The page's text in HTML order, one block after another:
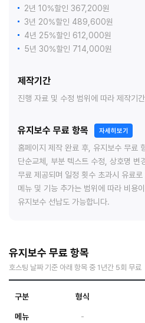
2년 10%할인 367,200원
3년 20%할인 489,600원
4년 25%할인 612,000원
5년 30%할인 714,000원
제작기간
진행 자료 및 수정 범위에 따라 제작기
유지보수 무료 항목 자세히보기
홈페이지 제작 완료 후, 유지보수 무료
단순교체, 부분 텍스트 수정, 상호명 변
무료 제공되며 일정 횟수 초과시 유료
메뉴 및 기능 추가는 범위에 따라 비용
유지보수 선납도 가능합니다.
유지보수 무료 항목
호스팅 날짜 기준 아래 항목 중 1년간 5회 무료
구분 형식
메뉴 -